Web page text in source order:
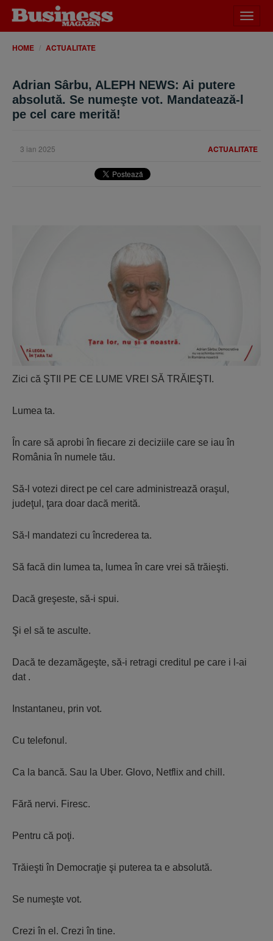
meniu
HOME ACTUALITATE
Adrian Sârbu, ALEPH NEWS: Ai putere
absolută. Se numeşte vot. Mandatează-l
pe cel care merită!
ACTUALITATE
3 ian 2025
Zici că ŞTII PE CE LUME VREI SĂ TRĂIEŞTI.
Lumea ta.
În care să aprobi în fiecare zi deciziile care se iau în
România în numele tău.
Să-l votezi direct pe cel care administrează oraşul,
judeţul, ţara doar dacă merită.
Să-l mandatezi cu încrederea ta.
Să facă din lumea ta, lumea în care vrei să trăieşti.
Dacă greşeste, să-i spui.
Şi el să te asculte.
Dacă te dezamăgeşte, să-i retragi creditul pe care i l-ai
dat .
Instantaneu, prin vot.
Cu telefonul.
Ca la bancă. Sau la Uber. Glovo, Netflix and chill.
Fără nervi. Firesc.
Pentru că poţi.
Trăieşti în Democraţie şi puterea ta e absolută.
Se numeşte vot.
Crezi în el. Crezi în tine.